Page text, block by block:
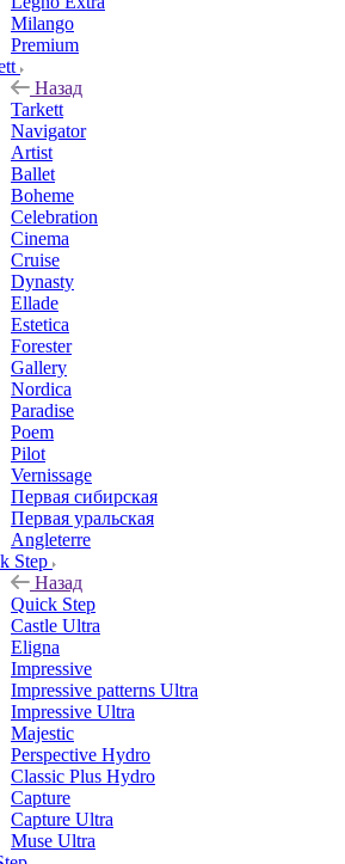
Milango
Premium
Назад
Tarkett
Navigator
Artist
Ballet
Boheme
Celebration
Cinema
Cruise
Dynasty
Ellade
Estetica
Forester
Gallery
Nordica
Paradise
Poem
Pilot
Vernissage
Первая сибирская
Первая уральская
Angleterre
Step
Назад
Quick Step
Castle Ultra
Eligna
Impressive
Impressive patterns Ultra
Impressive Ultra
Majestic
Perspective Hydro
Classic Plus Hydro
Capture
Capture Ultra
Muse Ultra